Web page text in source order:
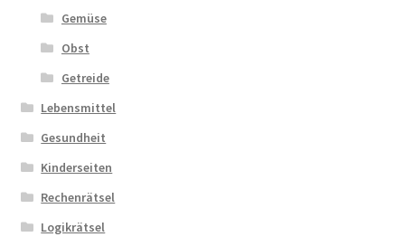
Gemüse
Obst
Getreide
Lebensmittel
Gesundheit
Kinderseiten
Rechenrätsel
Logikrätsel